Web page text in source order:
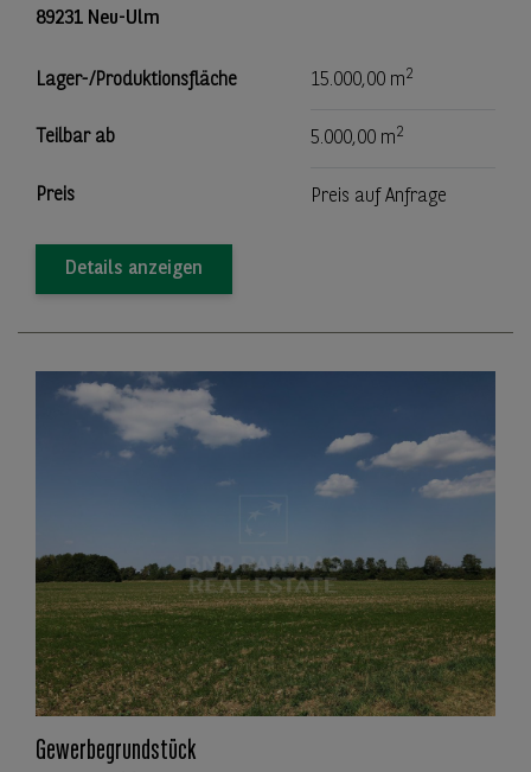
89231 Neu-Ulm
Lager-/Produktionsfläche 15.000,00 m2
Teilbar ab 5.000,00 m2
Preis Preis auf Anfrage
Details anzeigen
Gewerbegrundstück